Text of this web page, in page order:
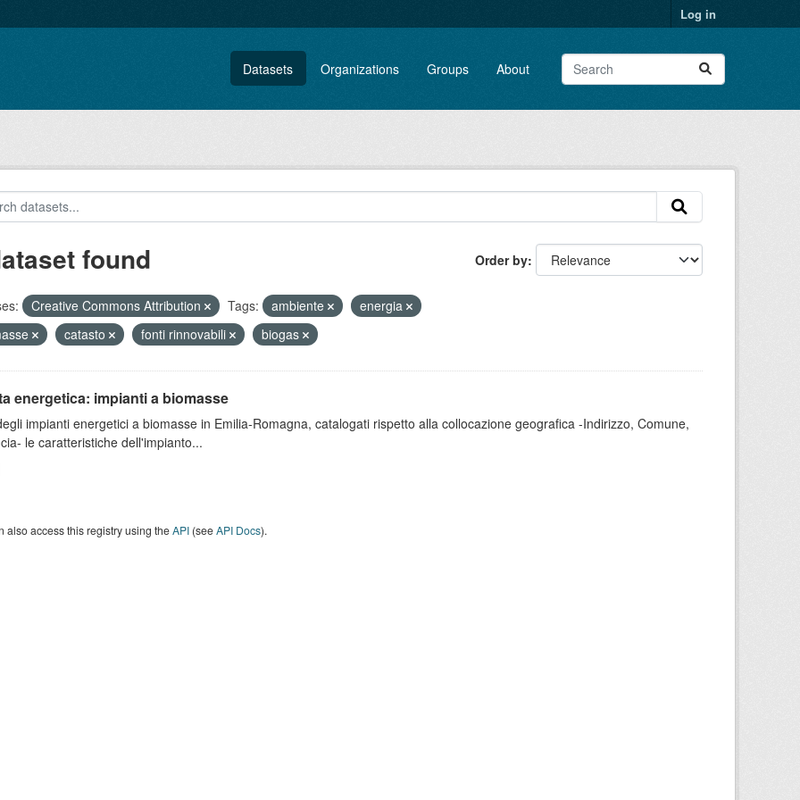
Log in
Datasets Organizations Groups About
Order by
found
Creative Commons Attribution Tags: ambiente
energia
catasto fonti rinnovabili biogas
energetica: impianti a biomasse
impianti energetici a biomasse in Emilia-Romagna, catalogati rispetto alla collocazione geografica -Indirizzo, Comune,
le caratteristiche dell'impianto...
also access this registry using theAPI(seeAPI Docs).